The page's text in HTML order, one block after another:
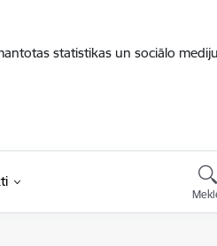
statistikas un sociālo